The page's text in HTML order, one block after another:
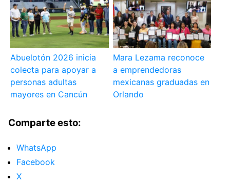
Abuelotón 2026 inicia
colecta para apoyar a
personas adultas
mayores en Cancún
Mara Lezama reconoce
a emprendedoras
mexicanas graduadas en
Orlando
Comparte esto:
WhatsApp
Facebook
X